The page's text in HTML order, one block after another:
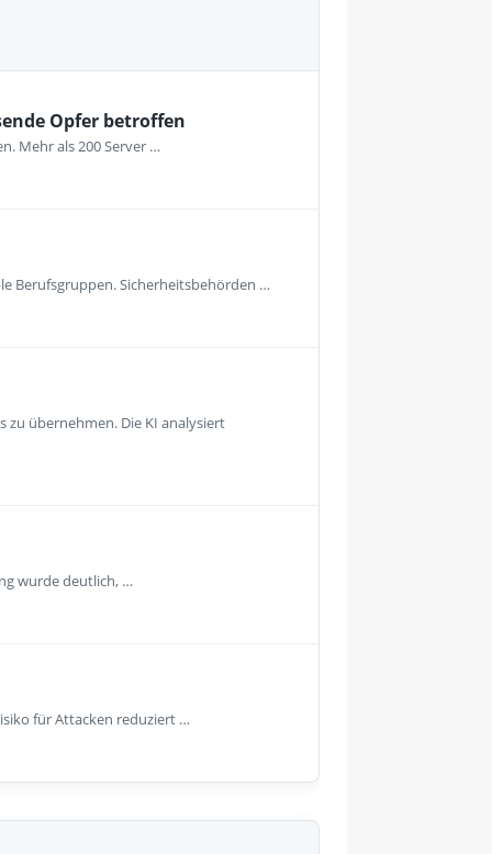
Opfer betroffen
Mehr als 200 Server …
Berufsgruppen. Sicherheitsbehörden …
zu übernehmen. Die KI analysiert
wurde deutlich, …
für Attacken reduziert …